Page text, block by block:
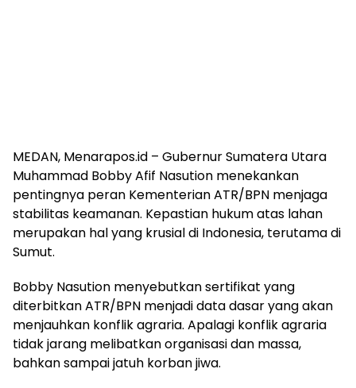
MEDAN, Menarapos.id – Gubernur Sumatera Utara
Muhammad Bobby Afif Nasution menekankan
pentingnya peran Kementerian ATR/BPN menjaga
stabilitas keamanan. Kepastian hukum atas lahan
merupakan hal yang krusial di Indonesia, terutama di
Sumut.
Bobby Nasution menyebutkan sertifikat yang
diterbitkan ATR/BPN menjadi data dasar yang akan
menjauhkan konflik agraria. Apalagi konflik agraria
tidak jarang melibatkan organisasi dan massa,
bahkan sampai jatuh korban jiwa.